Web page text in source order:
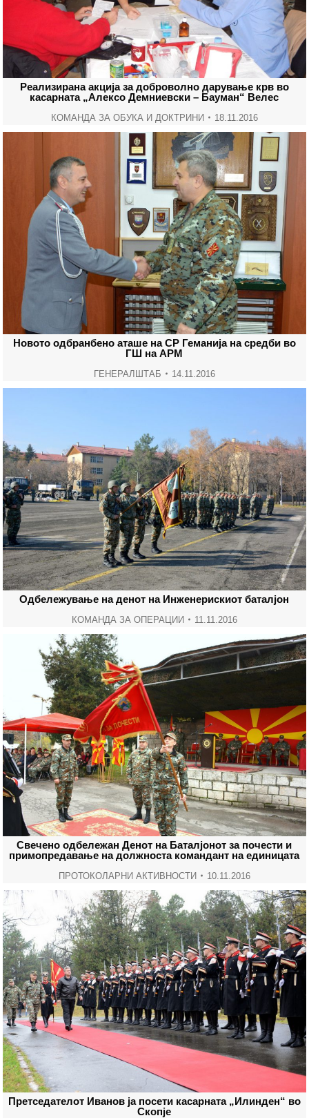
Реализирана акција за доброволно дарување крв во
касарната „Алексо Демниевски – Бауман“ Велес
КОМАНДА ЗА ОБУКА И ДОКТРИНИ 18.11.2016
Новото одбранбено аташе на СР Геманија на средби во
ГШ на АРМ
ГЕНЕРАЛШТАБ 14.11.2016
Одбележување на денот на Инженерискиот баталјон
КОМАНДА ЗА ОПЕРАЦИИ 11.11.2016
Свечено одбележан Денот на Баталјонот за почести и
примопредавање на должноста командант на единицата
ПРОТОКОЛАРНИ АКТИВНОСТИ 10.11.2016
Претседателот Иванов ја посети касарната „Илинден“ во
Скопје